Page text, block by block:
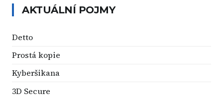
AKTUÁLNÍ POJMY
Detto
Prostá kopie
Kyberšikana
3D Secure